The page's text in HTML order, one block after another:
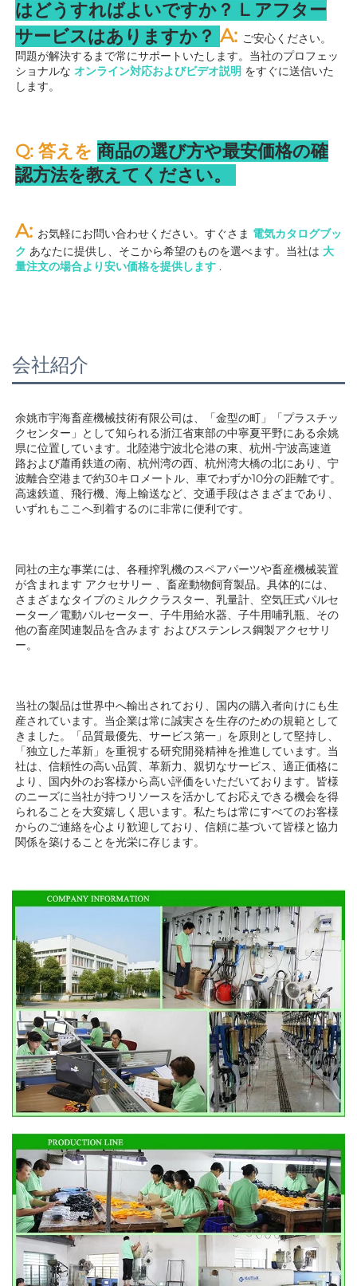
はどうすればよいですか？ L アフター
サービスはありますか？ A: ご安心ください。
問題が解決するまで常にサポートいたします。当社のプロフェッ
ショナルな オンライン対応およびビデオ説明 をすぐに送信いた
します。
Q: 答えを 商品の選び方や最安価格の確
認方法を教えてください。
A: お気軽にお問い合わせください。すぐさま 電気カタログブッ
ク あなたに提供し、そこから希望のものを選べます。当社は 大
量注文の場合より安い価格を提供します .
会社紹介
余姚市宇海畜産機械技術有限公司は、「金型の町」「プラスチッ
クセンター」として知られる浙江省東部の中寧夏平野にある余姚
県に位置しています。北陸港宁波北仑港の東、杭州-宁波高速道
路および蕭甬鉄道の南、杭州湾の西、杭州湾大橋の北にあり、宁
波離合空港まで約30キロメートル、車でわずか10分の距離です。
高速鉄道、飛行機、海上輸送など、交通手段はさまざまであり、
いずれもここへ到着するのに非常に便利です。
同社の主な事業には、各種搾乳機のスペアパーツや畜産機械装置
が含まれます アクセサリー 、畜産動物飼育製品。具体的には、
さまざまなタイプのミルククラスター、乳量計、空気圧式パルセ
ーター／電動パルセーター、子牛用給水器、子牛用哺乳瓶、その
他の畜産関連製品を含みます およびステンレス鋼製アクセサリ
ー。
当社の製品は世界中へ輸出されており、国内の購入者向けにも生
産されています。当企業は常に誠実さを生存のための規範として
きました。「品質最優先、サービス第一」を原則として堅持し、
「独立した革新」を重視する研究開発精神を推進しています。当
社は、信頼性の高い品質、革新力、親切なサービス、適正価格に
より、国内外のお客様から高い評価をいただいております。皆様
のニーズに当社が持つリソースを活かしてお応えできる機会を得
られることを大変嬉しく思います。私たちは常にすべてのお客様
からのご連絡を心より歓迎しており、信頼に基づいて皆様と協力
関係を築けることを光栄に存じます。